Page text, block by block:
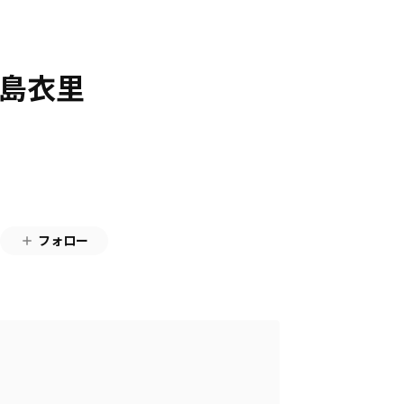
衣里
フォロー